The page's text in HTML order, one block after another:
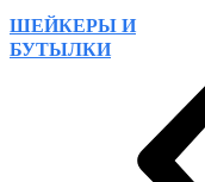
ШЕЙКЕРЫ И
БУТЫЛКИ